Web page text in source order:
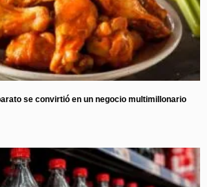
se convirtió en un negocio multimillonario